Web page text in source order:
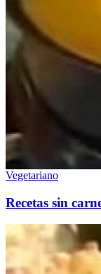
Vegetariano
Recetas sin